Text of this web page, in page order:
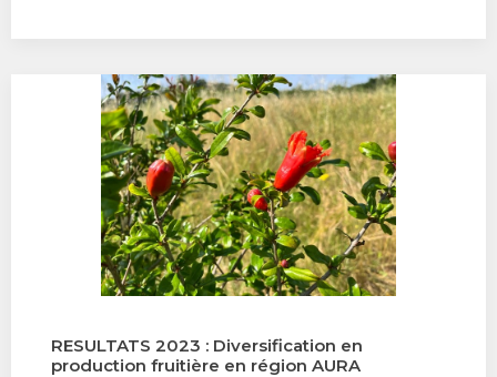
RESULTATS 2023 : Diversification en
production fruitière en région AURA